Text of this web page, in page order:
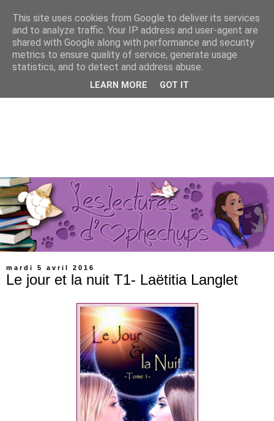
mardi 5 avril 2016
Le jour et la nuit T1- Laëtitia Langlet
This site uses cookies from Google to deliver its services
and to analyze traffic. Your IP address and user-agent are
shared with Google along with performance and security
metrics to ensure quality of service, generate usage
statistics, and to detect and address abuse.
LEARN MORE GOT IT